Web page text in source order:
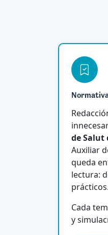
de Salut
Auxiliar
queda
lectura:
prácticos.
Cada
y